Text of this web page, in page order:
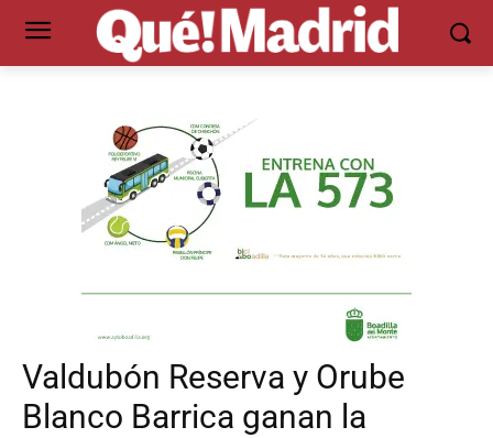
Valdubón Reserva y Orube
Blanco Barrica ganan la